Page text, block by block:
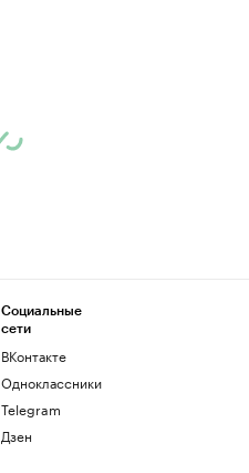
Социальные
сети
ВКонтакте
Одноклассники
Telegram
Дзен